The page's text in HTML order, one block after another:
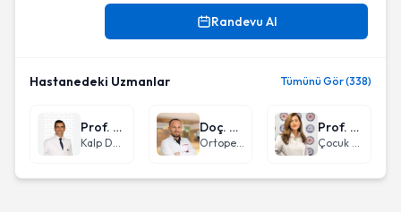
Randevu Al
Hastanedeki Uzmanlar Tümünü Gör (338)
Prof. Dr. Serkan Ertugay
Kalp Damar Cerrahisi
Doç. Dr. Hüseyin Günay
Ortopedi ve Travmatoloji
Prof. Dr. Zülal Ülger
Çocuk Sağlığı ve Hastalıkları